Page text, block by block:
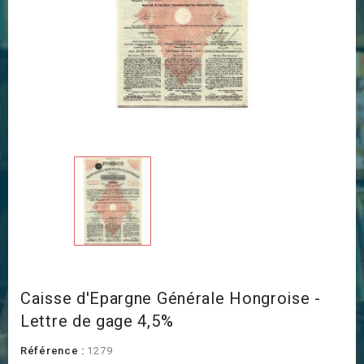
Caisse d'Epargne Générale Hongroise -
Lettre de gage 4,5%
Référence : 1279